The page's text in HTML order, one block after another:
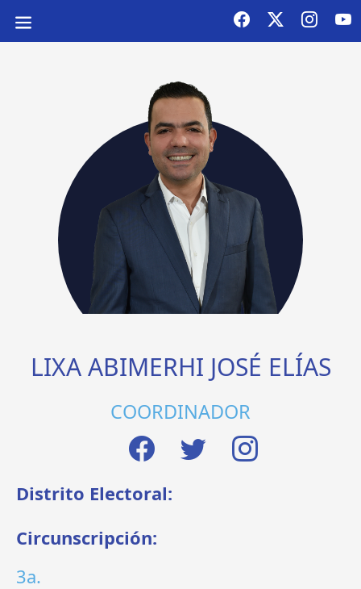
LIXA ABIMERHI JOSÉ ELÍAS
COORDINADOR
Distrito Electoral:
Circunscripción:
3a.